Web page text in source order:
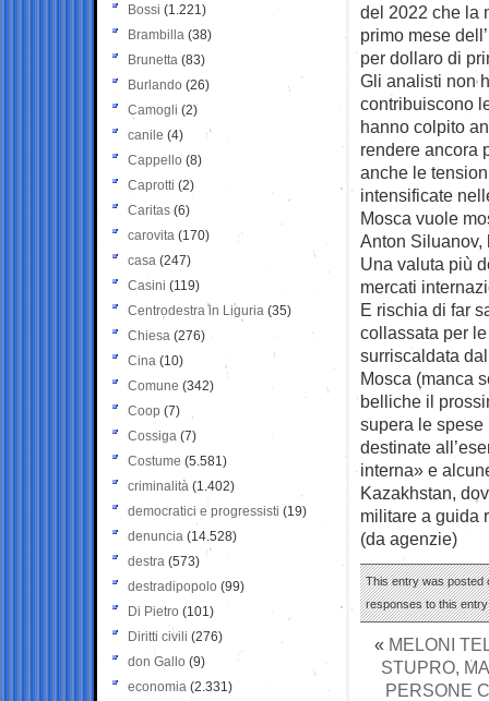
del 2022 che la
primo mese
per dollaro di
Gli analisti non
contribuiscono
hanno colpito
rendere ancora
anche le
intensificate
Mosca vuole
Anton Siluanov,
Una valuta più
mercati
E rischia di far
collassata per
surriscaldata
Mosca (manca
belliche il
supera le spese
destinate
interna» e
Kazakhstan,
militare a guida
(da agenzie)
This entry was posted
responses to this
« MELONI
STUPRO,
PERSONE
Bossi (1.221)
Brambilla (38)
Brunetta (83)
Burlando (26)
Camogli (2)
canile (4)
Cappello (8)
Caprotti (2)
Caritas (6)
carovita (170)
casa (247)
Casini (119)
Centrodestra in Liguria (35)
Chiesa (276)
Cina (10)
Comune (342)
Coop (7)
Cossiga (7)
Costume (5.581)
criminalità (1.402)
democratici e progressisti (19)
denuncia (14.528)
destra (573)
destradipopolo (99)
Di Pietro (101)
Diritti civili (276)
don Gallo (9)
economia (2.331)